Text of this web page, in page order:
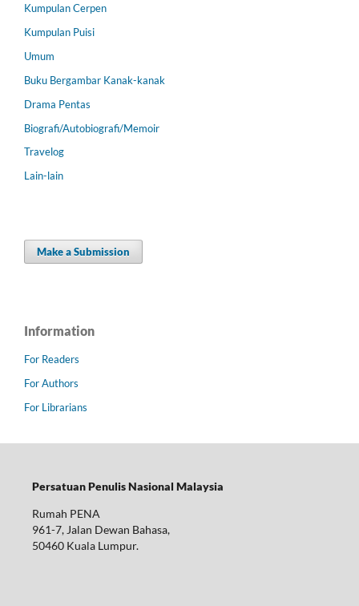
Kumpulan Cerpen
Kumpulan Puisi
Umum
Buku Bergambar Kanak-kanak
Drama Pentas
Biografi/Autobiografi/Memoir
Travelog
Lain-lain
Make a Submission
Information
For Readers
For Authors
For Librarians
Persatuan Penulis Nasional Malaysia
Rumah PENA
961-7, Jalan Dewan Bahasa,
50460 Kuala Lumpur.